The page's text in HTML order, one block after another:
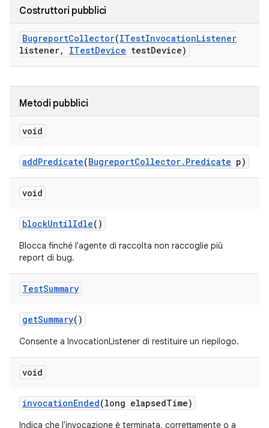
Costruttori pubblici
BugreportCollector(ITestInvocationListener
listener, ITestDevice testDevice)
Metodi pubblici
void
addPredicate(BugreportCollector. Predicate p)
void
blockUntilIdle()
Blocca finché l'agente di raccolta non raccoglie più
report di bug.
TestSummary
getSummary()
Consente a InvocationListener di restituire un riepilogo.
void
invocationEnded(long elapsedTime)
Indica che l'invocazione è terminata, correttamente o a